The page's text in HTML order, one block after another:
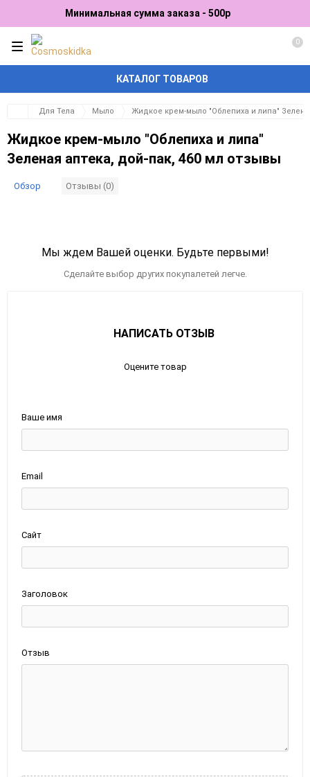
Минимальная сумма заказа - 500р
КАТАЛОГ ТОВАРОВ
0
Для Тела Мыло Жидкое крем-мыло "Облепиха и липа"
Жидкое крем-мыло "Облепиха и липа"
Зеленая аптека, дой-пак, 460 мл отзывы
Обзор Отзывы (0)
Мы ждем Вашей оценки. Будьте первыми!
Сделайте выбор других покупалетей легче.
НАПИСАТЬ ОТЗЫВ
Оцените товар
Ваше имя
Email
Сайт
Заголовок
Отзыв